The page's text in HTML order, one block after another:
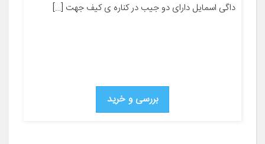
داگی اسمایل دارای دو جیب در کناره ی کیف جهت […]
بررسی و خرید